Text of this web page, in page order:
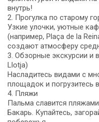
внутрь!
2. Прогулка по старому
Узкие улочки, уютные
(например, Plaça de la
создают атмосферу
3. Обзорные экскурсии и
Llotja)
Насладитесь видами с
площадок и погрузитесь
4. Пляжи
Пальма славится
Бакарь. Купайтесь,